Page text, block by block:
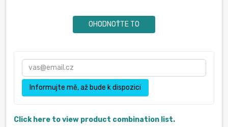
OHODNOŤTE TO
Informujte mě, až bude k dispozici
Click here to view product combination list.